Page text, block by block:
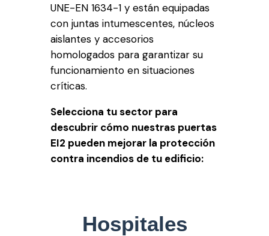
UNE-EN 1634-1 y están equipadas
con juntas intumescentes, núcleos
aislantes y accesorios
homologados para garantizar su
funcionamiento en situaciones
críticas.
Selecciona tu sector para
descubrir cómo nuestras puertas
EI2 pueden mejorar la protección
contra incendios de tu edificio:
Hospitales